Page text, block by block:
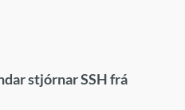
stjórnar SSH frá